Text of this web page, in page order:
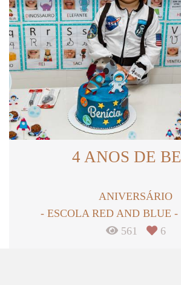
4 ANOS DE
ANIVERSÁRIO
ESCOLA RED AND BLUE
561
6